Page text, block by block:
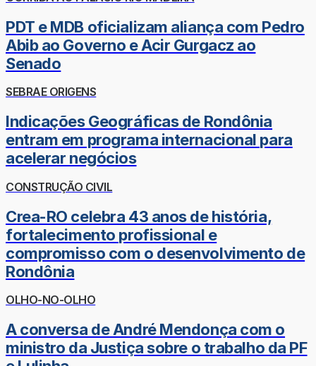
PDT e MDB oficializam aliança com Pedro
Abib ao Governo e Acir Gurgacz ao
Senado
SEBRAE ORIGENS
Indicações Geográficas de Rondônia
entram em programa internacional para
acelerar negócios
CONSTRUÇÃO CIVIL
Crea-RO celebra 43 anos de história,
fortalecimento profissional e
compromisso com o desenvolvimento de
Rondônia
OLHO-NO-OLHO
A conversa de André Mendonça com o
ministro da Justiça sobre o trabalho da PF